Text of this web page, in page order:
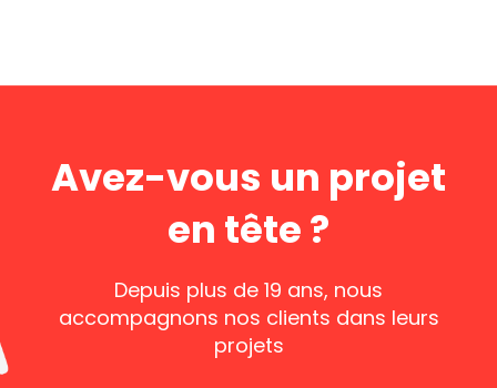
Avez-vous un projet
en tête ?
Depuis plus de 19 ans, nous
accompagnons nos clients dans leurs
projets